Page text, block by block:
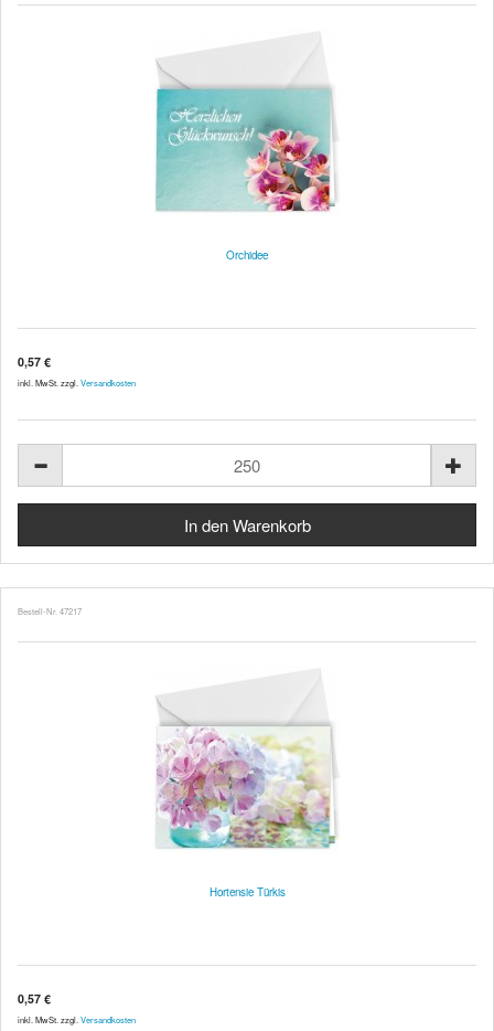
Orchidee
0,57 €
inkl. MwSt. zzgl. Versandkosten
Bestell-Nr. 47217
Hortensie Türkis
0,57 €
inkl. MwSt. zzgl. Versandkosten